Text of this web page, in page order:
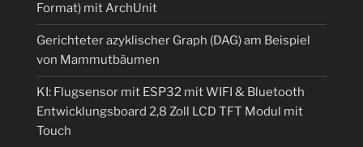
Format) mit ArchUnit
Gerichteter azyklischer Graph (DAG) am Beispiel
von Mammutbäumen
KI: Flugsensor mit ESP32 mit WIFI & Bluetooth
Entwicklungsboard 2,8 Zoll LCD TFT Modul mit
Touch